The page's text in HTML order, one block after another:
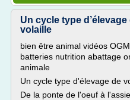
Un cycle type
volaille
bien être animal vidéos
batteries nutrition abattage
animale
Un cycle type d'élevage de
De la ponte de l'oeuf à